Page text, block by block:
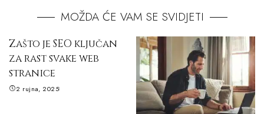
MOŽDA ĆE VAM SE SVIDJETI
Zašto je SEO ključan
za rast svake web
stranice
2 rujna, 2025